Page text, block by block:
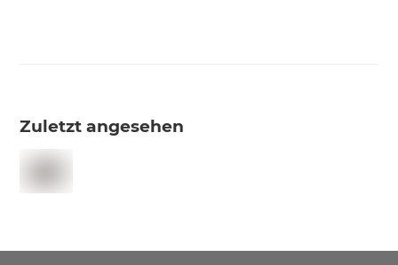
Zuletzt angesehen